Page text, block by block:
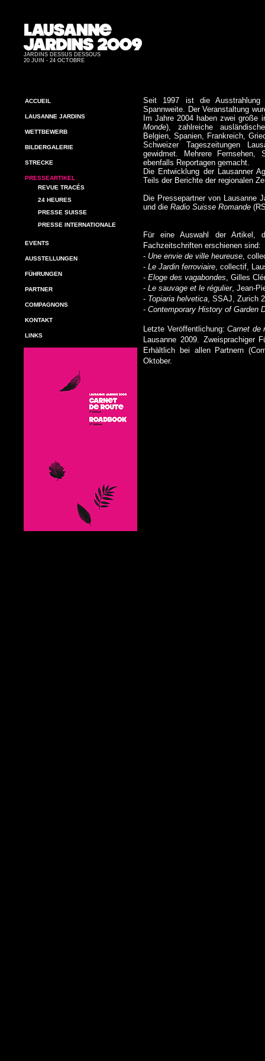
JARDINS DESSUS DESSOUS
20 JUIN - 24 OCTOBRE
ACCUEIL
LAUSANNE JARDINS
WETTBEWERB
BILDERGALERIE
STRECKE
PRESSEARTIKEL
REVUE TRACÉS
24 HEURES
PRESSE SUISSE
PRESSE INTERNATIONALE
EVENTS
AUSSTELLUNGEN
FÜHRUNGEN
PARTNER
COMPAGNONS
KONTAKT
LINKS
Seit 1997 ist die Ausstrahlung
Spannweite. Der Veranstaltung
Im Jahre 2004 haben zwei große
Monde), zahlreiche
Belgien, Spanien, Frankreich,
Schweizer Tageszeitungen
gewidmet. Mehrere Fernsehen,
ebenfalls Reportagen gemacht.
Die Entwicklung der Lausanner
Teils der Berichte der regionalen
Die Pressepartner von Lausanne
und die Radio Suisse Romande
Für eine Auswahl der Artikel,
Fachzeitschriften erschienen sind:
- Une envie de ville heureuse,
- Le Jardin ferroviaire, collectif,
- Eloge des vagabondes, Gilles
- Le sauvage et le régulier, Jean-
- Topiaria helvetica, SSAJ, Zurich
- Contemporary History of Garden
Letzte Veröffentlichung:Carnet de
Lausanne 2009. Zweisprachiger
Erhältlich bei allen Partnern
Oktober.